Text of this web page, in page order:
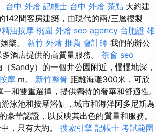
台中 外燴 記帳士 台中 外燴 茶點 大約建
142間客房建築，由現代的兩/三層樓製
油按摩 桃園 外燴 seo agency 台胞證 雄
樂。 新竹 外燴 推薦 會計師 我們的辦公
酒店提供的高質量服務。 茶會 seo
Sandy）的一個井公園附近，慢慢地深，
摩 m。 新竹整骨 距離海灘300米，可欣
和雙重選擇，提供獨特的奢華和舒適性。
泳池和按摩浴缸，城市和海洋阿多尼斯為
豪華認證，以反映其出色的質量和服務。
，只有大約。 搜索引擎 記帳士 考試範圍